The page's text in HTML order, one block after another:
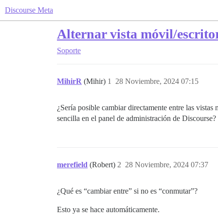
Discourse Meta
Alternar vista móvil/
Soporte
MihirR (Mihir) 28 Noviembre, 2024 07:15
1
¿Sería posible cambiar directamente entre las
sencilla en el panel de administración de Discourse?
merefield (Robert) 28 Noviembre, 2024 07:37
2
¿Qué es “cambiar entre” si no es “conmutar”?
Esto ya se hace automáticamente.